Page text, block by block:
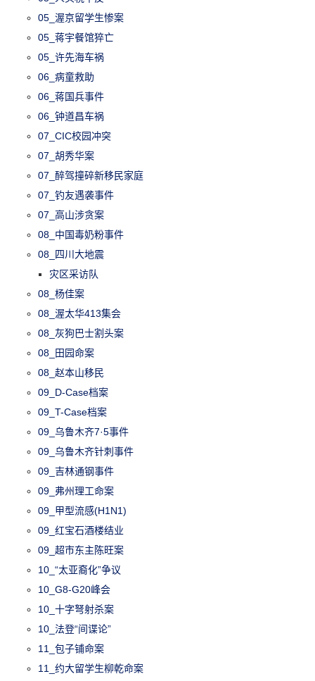
05_渥京留学生惨案
05_蒋宇餐馆猝亡
05_许先海车祸
06_病童救助
06_蒋国兵事件
06_钟道昌车祸
07_CIC校园冲突
07_胡秀华案
07_醉驾撞碎新移民家庭
07_钓友遇袭事件
07_高山涉贪案
08_中国毒奶粉事件
08_四川大地震
灾区采访队
08_杨佳案
08_渥太华413集会
08_灰狗巴士割头案
08_田园命案
08_赵本山移民
09_D-Case档案
09_T-Case档案
09_乌鲁木齐7·5事件
09_乌鲁木齐针刺事件
09_吉林通钢事件
09_弗州理工命案
09_甲型流感(H1N1)
09_红宝石酒楼结业
09_超市东主陈旺案
10_“太亚裔化”争议
10_G8-G20峰会
10_十字弩射杀案
10_法登“间谍论”
11_包子铺命案
11_约大留学生柳乾命案